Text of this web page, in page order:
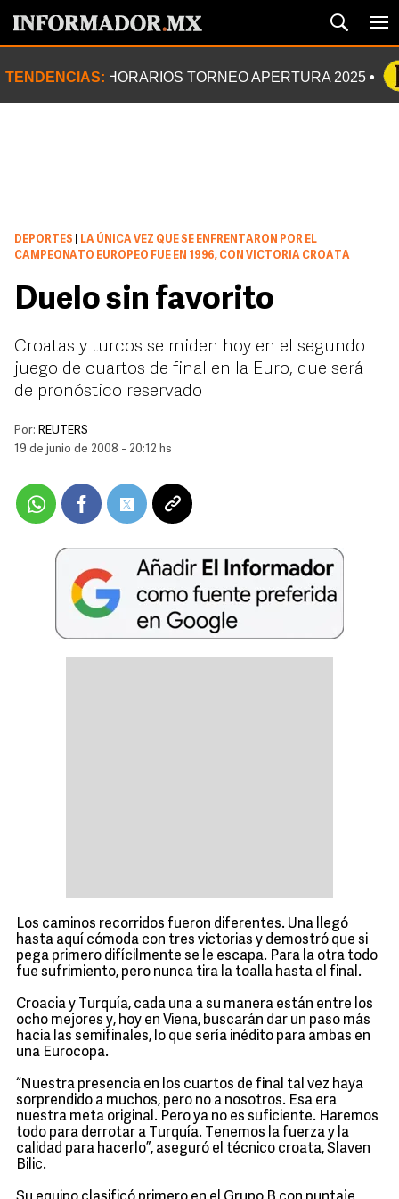
TENDENCIAS: HORARIOS TORNEO APERTURA 2025
DEPORTES
LA ÚNICA VEZ QUE SE ENFRENTARON POR EL
CAMPEONATO EUROPEO FUE EN 1996, CON VICTORIA CROATA
Duelo sin favorito
Croatas y turcos se miden hoy en el segundo
juego de cuartos de final en la Euro, que será
de pronóstico reservado
Por: REUTERS
19 de junio de 2008 - 20:12 hs
Los caminos recorridos fueron diferentes. Una llegó
hasta aquí cómoda con tres victorias y demostró que si
pega primero difícilmente se le escapa. Para la otra todo
fue sufrimiento, pero nunca tira la toalla hasta el final.
Croacia y Turquía, cada una a su manera están entre los
ocho mejores y, hoy en Viena, buscarán dar un paso más
hacia las semifinales, lo que sería inédito para ambas en
una Eurocopa.
“Nuestra presencia en los cuartos de final tal vez haya
sorprendido a muchos, pero no a nosotros. Esa era
nuestra meta original. Pero ya no es suficiente. Haremos
todo para derrotar a Turquía. Tenemos la fuerza y la
calidad para hacerlo”, aseguró el técnico croata, Slaven
Bilic.